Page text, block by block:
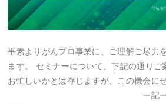
平素よりがんプロ事業に、ご理解ご尽力
ます。 セミナーについて、下記の通りご
お忙しいかとは存じますが、この機会に
ー記